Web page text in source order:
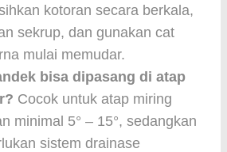
kotoran secara berkala,
sekrup, dan gunakan cat
mulai memudar.
bisa dipasang di atap
Cocok untuk atap miring
minimal 5° – 15°, sedangkan
sistem drainase